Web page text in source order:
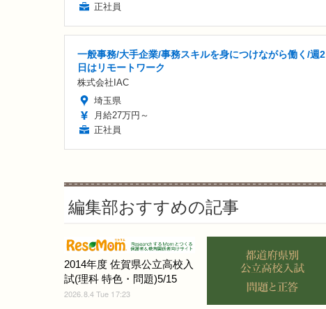
正社員
一般事務/大手企業/事務スキルを身につけながら働く/週2
日はリモートワーク
株式会社IAC
埼玉県
月給27万円～
正社員
編集部おすすめの記事
2014年度 佐賀県公立高校入
試(理科 特色・問題)5/15
2026.8.4 Tue 17:23